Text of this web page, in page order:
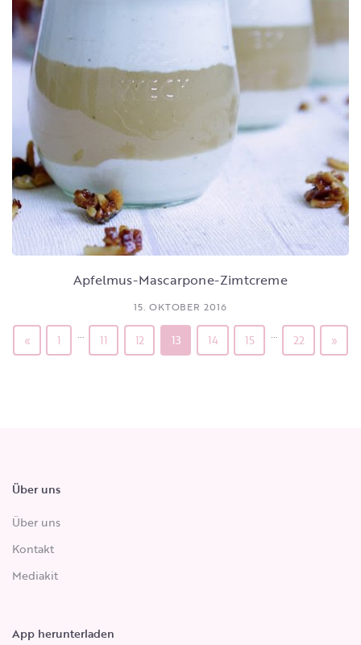
Apfelmus-Mascarpone-Zimtcreme
15. OKTOBER 2016
« 1 … 11 12 13 14 15 … 22 »
Über uns
Über uns
Kontakt
Mediakit
App herunterladen